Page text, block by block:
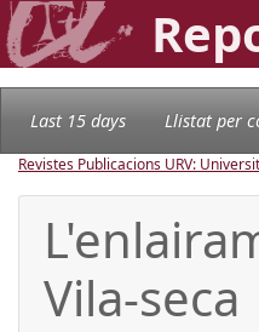
Last 15 days Llistat per
Revistes Publicacions URV:
Vila-seca